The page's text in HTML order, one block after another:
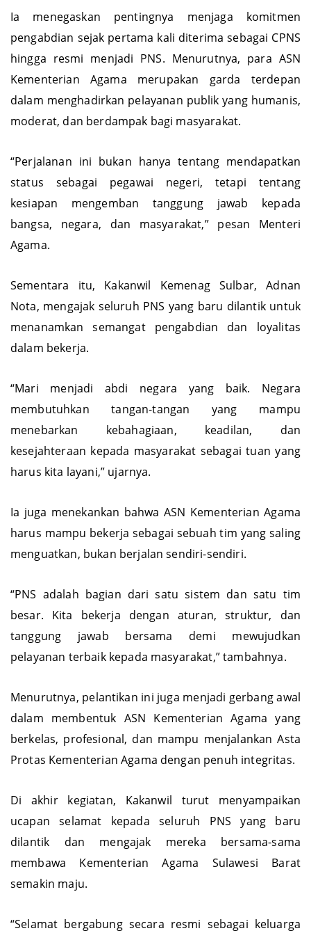
Ia menegaskan pentingnya menjaga komitmen
pengabdian sejak pertama kali diterima sebagai CPNS
hingga resmi menjadi PNS. Menurutnya, para ASN
Kementerian Agama merupakan garda terdepan
dalam menghadirkan pelayanan publik yang humanis,
“Perjalanan ini bukan hanya tentang mendapatkan
status sebagai pegawai negeri, tetapi tentang
kesiapan mengemban tanggung jawab kepada
bangsa, negara, dan masyarakat,” pesan Menteri
Sementara itu, Kakanwil Kemenag Sulbar, Adnan
Nota, mengajak seluruh PNS yang baru dilantik untuk
menanamkan semangat pengabdian dan loyalitas
“Mari menjadi abdi negara yang baik. Negara
membutuhkan tangan-tangan yang mampu
menebarkan kebahagiaan, keadilan, dan
kesejahteraan kepada masyarakat sebagai tuan yang
Ia juga menekankan bahwa ASN Kementerian Agama
harus mampu bekerja sebagai sebuah tim yang saling
“PNS adalah bagian dari satu sistem dan satu tim
besar. Kita bekerja dengan aturan, struktur, dan
tanggung jawab bersama demi mewujudkan
Menurutnya, pelantikan ini juga menjadi gerbang awal
dalam membentuk ASN Kementerian Agama yang
berkelas, profesional, dan mampu menjalankan Asta
Di akhir kegiatan, Kakanwil turut menyampaikan
ucapan selamat kepada seluruh PNS yang baru
dilantik dan mengajak mereka bersama-sama
membawa Kementerian Agama Sulawesi Barat